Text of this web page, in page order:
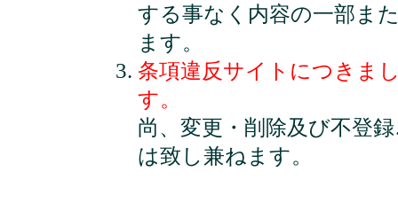
する事なく内容の一部ま
ます。
条項違反サイトにつきま
す。
尚、変更・削除及び不登
は致し兼ねます。